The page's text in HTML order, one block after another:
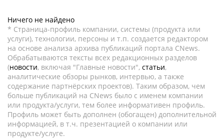
Ничего не найдено
* Страница-профиль компании, системы (продукта или
услуги), технологии, персоны и т.п. создается редактором
на основе анализа архива публикаций портала CNews.
Обрабатываются тексты всех редакционных разделов
(новости, включая "Главные новости", статьи,
аналитические обзоры рынков, интервью, а также
содержание партнёрских проектов). Таким образом, чем
больше публикаций на CNews было с именем компании
или продукта/услуги, тем более информативен профиль.
Профиль может быть дополнен (обогащен) дополнительной
информацией, в т.ч. презентацией о компании или
продукте/услуге.